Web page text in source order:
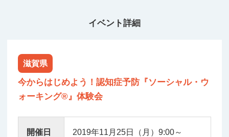
イベント詳細
滋賀県
今からはじめよう！認知症予防『ソーシャル・ウ
ォーキング®』体験会
開催日
2019年11月25日（月）9:00～